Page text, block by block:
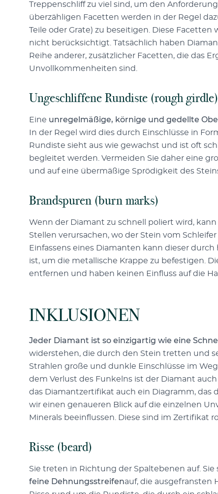
Treppenschliff zu viel sind, um den
überzähligen Facetten werden in der Regel
Teile oder Grate) zu beseitigen. Diese
nicht berücksichtigt. Tatsächlich haben
Reihe anderer, zusätzlicher Facetten, die das
Unvollkommenheiten sind.
Ungeschliffene Rundiste (rough girdle)
Eine unregelmäßige, körnige und gedellte
In der Regel wird dies durch Einschlüsse in
Rundiste sieht aus wie gewachst und ist oft
begleitet werden. Vermeiden Sie daher eine
und auf eine übermäßige Sprödigkeit des
Brandspuren (burn marks)
Wenn der Diamant zu schnell poliert wird,
Stellen verursachen, wo der Stein vom
Einfassens eines Diamanten kann dieser
ist, um die metallische Krappe zu befestigen.
entfernen und haben keinen Einfluss auf die
INKLUSIONEN
Jeder Diamant ist so einzigartig wie eine
widerstehen, die durch den Stein tretten und
Strahlen große und dunkle Einschlüsse im
dem Verlust des Funkelns ist der Diamant
das Diamantzertifikat auch ein Diagramm, das
wir einen genaueren Blick auf die einzelnen
Minerals beeinflussen. Diese sind im Zertifikat
Risse (beard)
Sie treten in Richtung der Spaltebenen auf. Sie
feine Dehnungsstreifenauf, die ausgefransten